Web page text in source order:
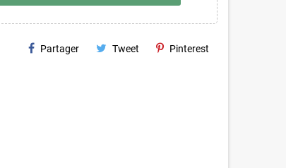
Partager Tweet Pinterest